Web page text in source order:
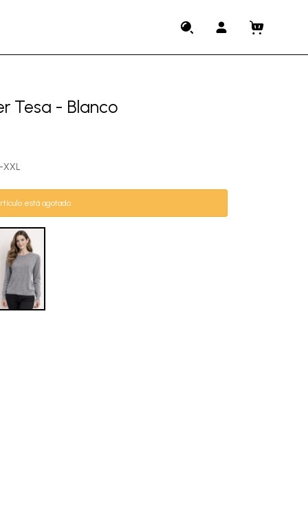
Tesa - Blanco
XXL
está agotado.